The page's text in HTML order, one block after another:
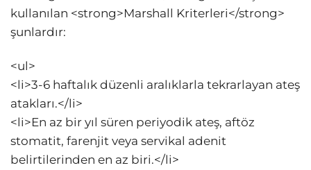
kullanılan <strong>Marshall Kriterleri</strong>
şunlardır:
<ul>
<li>3-6 haftalık düzenli aralıklarla tekrarlayan ateş
atakları.</li>
<li>En az bir yıl süren periyodik ateş, aftöz
stomatit, farenjit veya servikal adenit
belirtilerinden en az biri.</li>